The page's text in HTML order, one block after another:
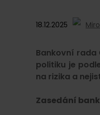
18.12.2025
Bankovní rada
politiku je
na rizika a
Zasedání